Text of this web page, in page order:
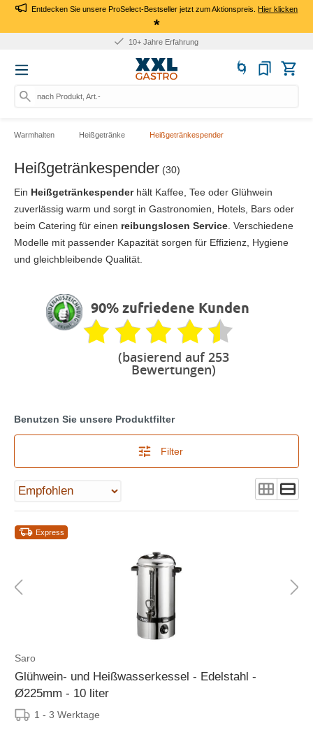
Entdecken Sie unsere ProSelect-Bestseller jetzt zum Aktionspreis.Hier klicken
*
10+ Jahre Erfahrung
nach Produkt, Art.-Nr., Marke
Warmhalten Heißgetränke Heißgetränkespender
Heißgetränkespender (30)
Ein Heißgetränkespenderhält Kaffee, Tee oder Glühwein
zuverlässig warm und sorgt in Gastronomien, Hotels, Bars oder
beim Catering für einen reibungslosen Service . Verschiedene
Modelle mit passender Kapazität sorgen für Effizienz, Hygiene
und gleichbleibende Qualität.
90% zufriedene Kunden
(basierend auf 253
Bewertungen)
Benutzen Sie unsere Produktfilter
Filter
Express
Saro
Glühwein- und Heißwasserkessel - Edelstahl -
Ø225mm - 10 liter
1 - 3 Werktage